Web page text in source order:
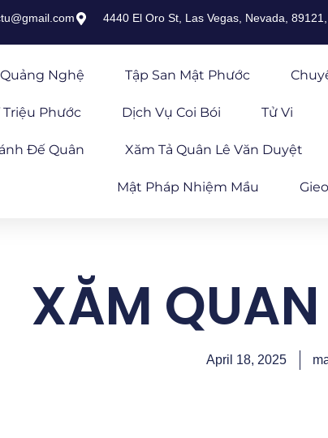
4440 El Oro St, Las Vegas, Nevada,
Nghệ Tập San Mật Phước
Triệu Phước Dịch Vụ Coi Bói Tử Vi
Đế Quân Xăm Tả Quân Lê Văn Duyệt
Mật Pháp Nhiệm Mầu
XĂM
April 18, 2025